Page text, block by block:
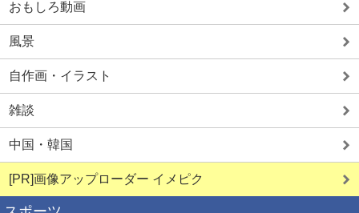
おもしろ動画
風景
自作画・イラスト
雑談
中国・韓国
[PR]画像アップローダー イメピク